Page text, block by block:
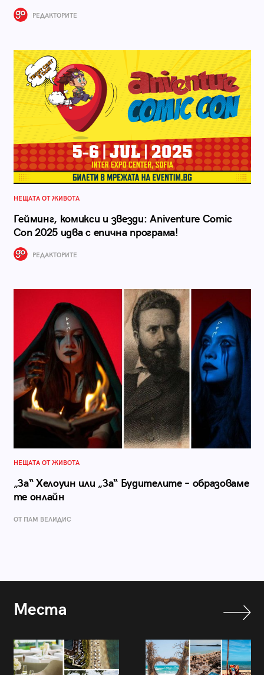
РЕДАКТОРИТЕ
НЕЩАТА ОТ ЖИВОТА
Гейминг, комикси и звезди: Aniventure Comic
Con 2025 идва с епична програма!
РЕДАКТОРИТЕ
НЕЩАТА ОТ ЖИВОТА
„За“ Хелоуин или „За“ Будителите – образоваме
те онлайн
ОТ ПАМ ВЕЛИДИС
Места